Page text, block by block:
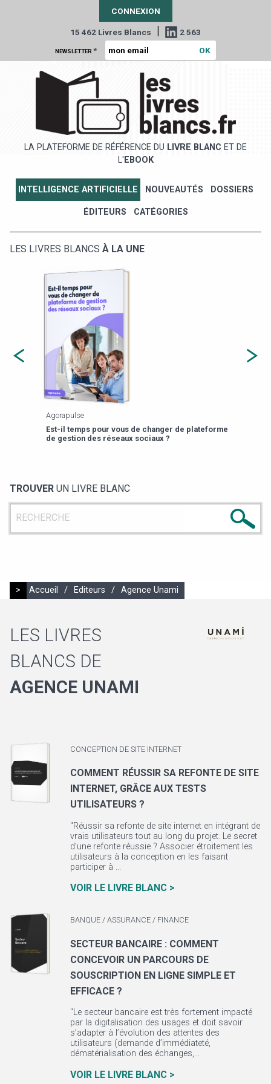
CONNEXION
15 462 Livres Blancs | 2 563
NEWSLETTER *
LA PLATEFORME DE RÉFÉRENCE DU LIVRE BLANC ET DE
L' EBOOK
INTELLIGENCE ARTIFICIELLE NOUVEAUTÉS DOSSIERS
ÉDITEURS CATÉGORIES
LES LIVRES BLANCS À LA UNE
Agorapulse
Est-il temps pour vous de changer de plateforme
de gestion des réseaux sociaux ?
TROUVER UN LIVRE BLANC
> Accueil / Editeurs / Agence Unami
LES LIVRES
BLANCS DE
AGENCE UNAMI
CONCEPTION DE SITE INTERNET
COMMENT RÉUSSIR SA REFONTE DE SITE
INTERNET, GRÂCE AUX TESTS
UTILISATEURS ?
"Réussir sa refonte de site internet en intégrant de
vrais utilisateurs tout au long du projet. Le secret
d’une refonte réussie ? Associer étroitement les
utilisateurs à la conception en les faisant
participer à ...
VOIR LE LIVRE BLANC >
BANQUE / ASSURANCE / FINANCE
SECTEUR BANCAIRE : COMMENT
CONCEVOIR UN PARCOURS DE
SOUSCRIPTION EN LIGNE SIMPLE ET
EFFICACE ?
"Le secteur bancaire est très fortement impacté
par la digitalisation des usages et doit savoir
s’adapter à l’évolution des attentes des
utilisateurs (demande d’immédiateté,
dématérialisation des échanges,...
VOIR LE LIVRE BLANC >